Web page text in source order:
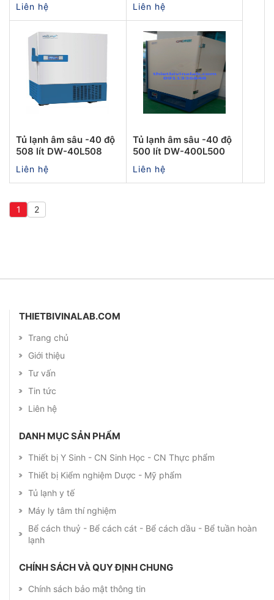
Liên hệ Liên hệ
Tủ lạnh âm sâu -40 độ
508 lít DW-40L508
Liên hệ
Tủ lạnh âm sâu -40 độ
500 lít DW-400L500
Liên hệ
1 2
THIETBIVINALAB.COM
Trang chủ
Giới thiệu
Tư vấn
Tin tức
Liên hệ
DANH MỤC SẢN PHẨM
Thiết bị Y Sinh - CN Sinh Học - CN Thực phẩm
Thiết bị Kiểm nghiệm Dược - Mỹ phẩm
Tủ lạnh y tế
Máy ly tâm thí nghiệm
Bể cách thuỷ - Bể cách cát - Bể cách dầu - Bể tuần hoàn
lạnh
CHÍNH SÁCH VÀ QUY ĐỊNH CHUNG
Chính sách bảo mật thông tin